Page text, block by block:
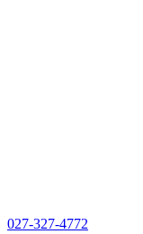
027-327-4772